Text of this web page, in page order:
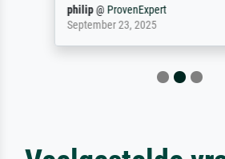
philip@ ProvenExpert
September 23, 2025